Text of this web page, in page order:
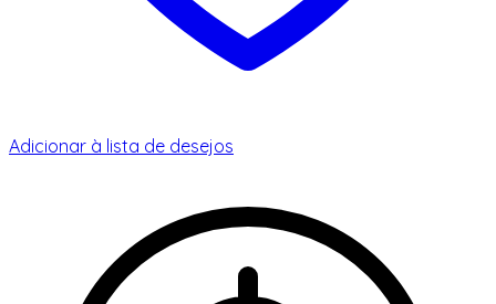
Adicionar à lista de desejos